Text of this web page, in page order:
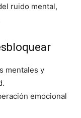
ruido mental,
mentales y
emocional